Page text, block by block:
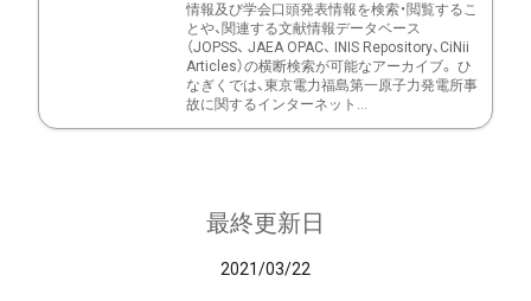
情報及び学会口頭発表情報を検索・閲覧するこ
とや、関連する文献情報データベース
（JOPSS、 JAEA OPAC、 INIS Repository、CiNii
Articles）の横断検索が可能なアーカイブ。 ひ
なぎくでは、東京電力福島第一原子力発電所事
故に関するインターネット...
最終更新日
2021/03/22